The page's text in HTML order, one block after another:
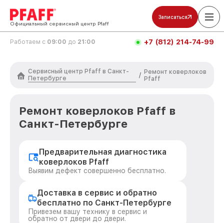
Официальный сервисный центр Pfaff
Записаться
Работаем с 09:00 до 21:00 +7 (812) 214-74-99
Сервисный центр Pfaff в Санкт-
Петербурге
/ Ремонт коверлоков
Pfaff
Ремонт коверлоков Pfaff в
Санкт-Петербурге
Предварительная диагностика
коверлоков Pfaff
Выявим дефект совершенно бесплатно.
Доставка в сервис и обратно
бесплатно по Санкт-Петербурге
Привезем вашу технику в сервис и
обратно от двери до двери.